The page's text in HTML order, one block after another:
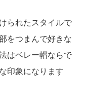
られたスタイルで
をつまんで好きな
はベレー帽ならで
印象になります